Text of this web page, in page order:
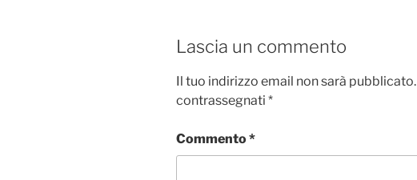
Lascia un commento
Il tuo indirizzo email non sarà pubblicato.
contrassegnati *
Commento*